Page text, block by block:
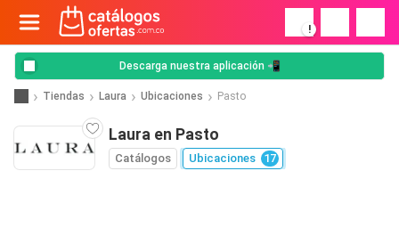
!
Descarga nuestra aplicación 📲
Tiendas Laura Ubicaciones Pasto
Laura en Pasto
Catálogos Ubicaciones 17